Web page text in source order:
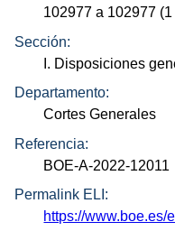
102977 a 102977 (1
Sección:
I. Disposiciones
Departamento:
Cortes Generales
Referencia:
BOE-A-2022-12011
Permalink ELI:
https://www.boe.es/